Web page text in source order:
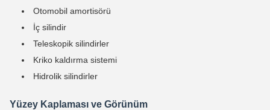
Otomobil amortisörü
İç silindir
Teleskopik silindirler
Kriko kaldırma sistemi
Hidrolik silindirler
Yüzey Kaplaması ve Görünüm